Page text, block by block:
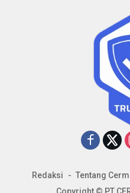
Redaksi Tentang
Copyright © PT